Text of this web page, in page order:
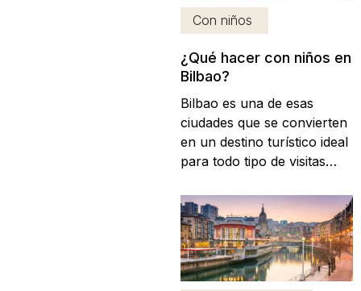
sus numerosos y variados
museos....
Con niños
¿Qué hacer con niños en
Bilbao?
Bilbao es una de esas
ciudades que se convierten
en un destino turístico ideal
para todo tipo de visitas
variada oferta hostelera,
cultural y de ocio. Se trata,
por ejemplo, de una ciudad
genial para disfrutar de
unas completas vacaciones